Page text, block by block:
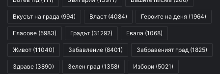
Вкусът на града (994) Власт (4084) Героите на деня (1964)
Гласове (5983) Градът (31292) Евала (1068)
Живот (11040) Забавление (8401) Забравеният град (1825)
Здраве (3890) Зелен град (1358) Избори (5021)